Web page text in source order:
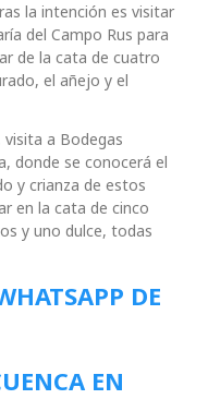
la intención es visitar
del Campo Rus para
de la cata de cuatro
el añejo y el
visita a Bodegas
donde se conocerá el
y crianza de estos
en la cata de cinco
y uno dulce, todas
DE
EN